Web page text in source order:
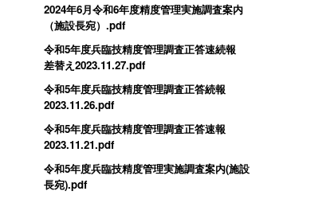
2024年6月令和6年度精度管理実施調査案内
（施設長宛）.pdf
令和5年度兵臨技精度管理調査正答速続報
差替え2023.11.27.pdf
令和5年度兵臨技精度管理調査正答続報
2023.11.26.pdf
令和5年度兵臨技精度管理調査正答速報
2023.11.21.pdf
令和5年度兵臨技精度管理実施調査案内(施設
長宛).pdf